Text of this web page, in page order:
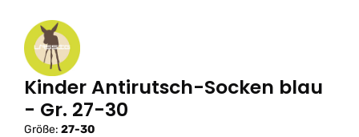
Kinder Antirutsch-Socken blau
- Gr. 27-30
Größe: 27-30